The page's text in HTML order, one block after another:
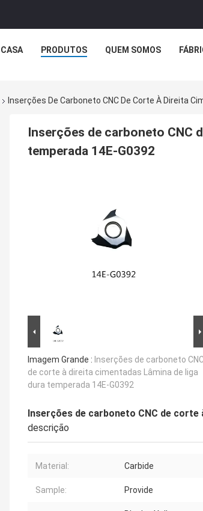
CASA PRODUTOS QUEM SOMOS
Inserções De Carboneto CNC De Corte À Direita
Inserções de carboneto CNC
temperada 14E-G0392
Imagem Grande : Inserções de carboneto CNC
de corte à direita cimentadas Lâmina de liga
dura temperada 14E-G0392
Inserções de carboneto CNC de
descrição
Material: Carbide
Sample: Provide